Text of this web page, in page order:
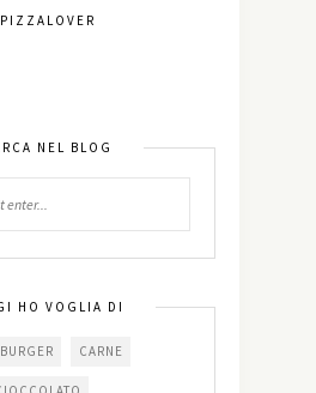
PIZZALOVER
NEL BLOG
HO VOGLIA DI
BURGER CARNE